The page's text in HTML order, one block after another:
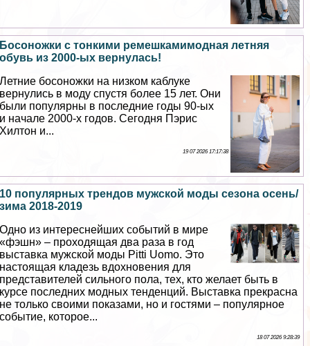
Босоножки с тонкими ремешкамимодная летняя
обувь из 2000-ых вернулась!
Летние босоножки на низком каблуке
вернулись в моду спустя более 15 лет. Они
были популярны в последние годы 90-ых
и начале 2000-х годов. Сегодня Пэрис
Хилтон и...
19 07 2026 17:17:38
10 популярных трендов мужской моды сезона осень/
зима 2018-2019
Одно из интереснейших событий в мире
«фэшн» – проходящая два раза в год
выставка мужской моды Pitti Uomo. Это
настоящая кладезь вдохновения для
представителей сильного пола, тех, кто желает быть в
курсе последних модных тенденций. Выставка прекрасна
не только своими показами, но и гостями – популярное
событие, которое...
18 07 2026 9:28:39